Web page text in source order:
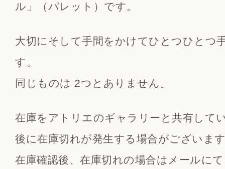
ル」（パレット）です。
大切にそして手間をかけてひとつひとつ
す。
同じものは 2つとありません。
在庫をアトリエのギャラリーと共有して
後に在庫切れが発生する場合がございま
在庫確認後、在庫切れの場合はメールに